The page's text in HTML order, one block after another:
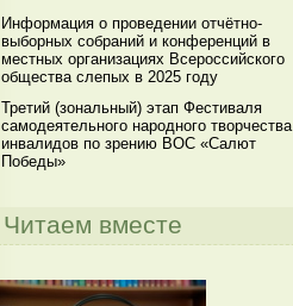
Информация о проведении отчётно-
выборных собраний и конференций в
местных организациях Всероссийского
общества слепых в 2025 году
Третий (зональный) этап Фестиваля
самодеятельного народного творчества
инвалидов по зрению ВОС «Салют
Победы»
Читаем вместе